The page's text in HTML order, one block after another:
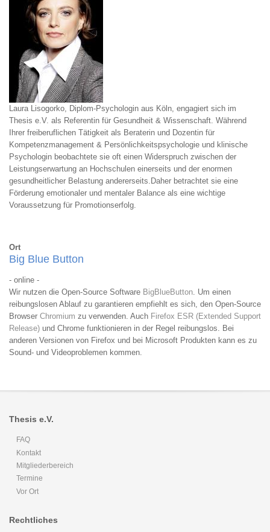
Laura Lisogorko, Diplom-Psychologin aus Köln, engagiert sich im
Thesis e.V. als Referentin für Gesundheit & Wissenschaft. Während
Ihrer freiberuflichen Tätigkeit als Beraterin und Dozentin für
Kompetenzmanagement & Persönlichkeitspsychologie und klinische
Psychologin beobachtete sie oft einen Widerspruch zwischen der
Leistungserwartung an Hochschulen einerseits und der enormen
gesundheitlicher Belastung andererseits.Daher betrachtet sie eine
Förderung emotionaler und mentaler Balance als eine wichtige
Voraussetzung für Promotionserfolg.
Ort
Big Blue Button
- online -
Wir nutzen die Open-Source Software BigBlueButton . Um einen
reibungslosen Ablauf zu garantieren empfiehlt es sich, den Open-Source
Browser Chromium zu verwenden. Auch Firefox ESR (Extended Support
Release) und Chrome funktionieren in der Regel reibungslos. Bei
anderen Versionen von Firefox und bei Microsoft Produkten kann es zu
Sound- und Videoproblemen kommen.
Thesis e.V.
FAQ
Kontakt
Mitgliederbereich
Termine
Vor Ort
Rechtliches